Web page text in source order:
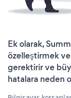
Ek olarak,
özelleştirmek
gerektirir ve
hatalara neden